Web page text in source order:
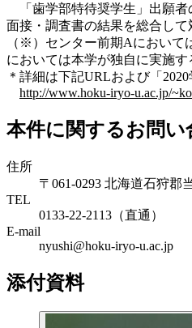
「歯学部特待奨学生」出願者
面接・調査書の結果を総合して
（※）センター前期Aにおいて
においては本学が独自に実施す
＊詳細は下記URLおよび「
http://www.hoku-iryo-u.ac.jp/
本件に関するお問い
住所
〒061-0293 北海道石狩郡
TEL
0133-22-2113（直通）
E-mail
nyushi@hoku-iryo-u.ac.jp
添付資料